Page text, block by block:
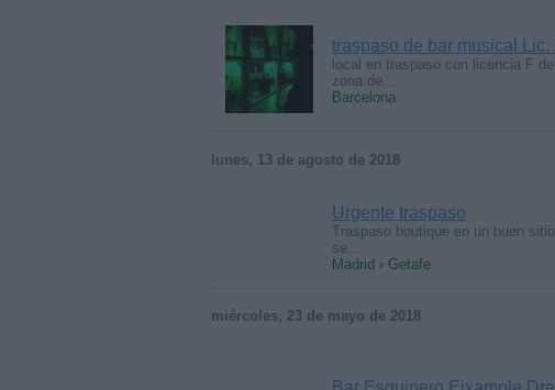
traspaso de bar musical Lic.
local en traspaso con licencia F
zona de…
Barcelona
lunes, 13 de agosto de 2018
Urgente traspaso
Traspaso boutique en un buen
se…
Madrid › Getafe
miércoles, 23 de mayo de 2018